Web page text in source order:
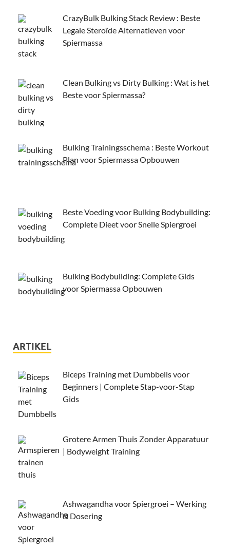
CrazyBulk Bulking Stack Review : Beste
Legale Steroïde Alternatieven voor
Spiermassa
Clean Bulking vs Dirty Bulking : Wat is het
Beste voor Spiermassa?
Bulking Trainingsschema : Beste Workout
Plan voor Spiermassa Opbouwen
Beste Voeding voor Bulking Bodybuilding:
Complete Dieet voor Snelle Spiergroei
Bulking Bodybuilding: Complete Gids
voor Spiermassa Opbouwen
ARTIKEL
Biceps Training met Dumbbells voor
Beginners | Complete Stap-voor-Stap
Gids
Grotere Armen Thuis Zonder Apparatuur
| Bodyweight Training
Ashwagandha voor Spiergroei – Werking
& Dosering